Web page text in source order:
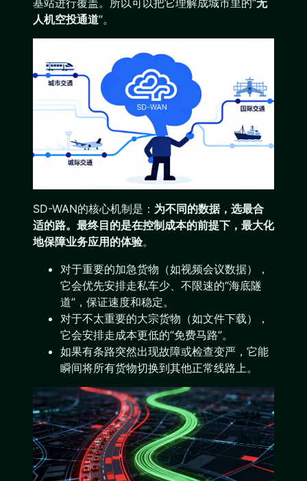
人机空投通道”。
SD-WAN的核心机制是： 为不同的数据，选最合
适的路。最终目的是在控制成本的前提下，最大化
地保障业务应用的体验。
对于重要的加急货物（如视频会议数据），
它会优先安排走私车少、不限速的“海底隧
道”，保证速度和稳定。
对于不太重要的大宗货物（如文件下载），
它会安排走成本更低的“免费马路”。
如果有条路突然出现故障或检查变严，它能
瞬间将所有货物切换到其他正常线路上。